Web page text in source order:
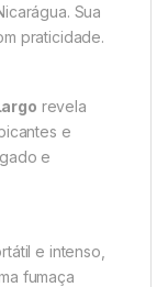
Sua
praticidade.
revela
e
e
e intenso,
fumaça